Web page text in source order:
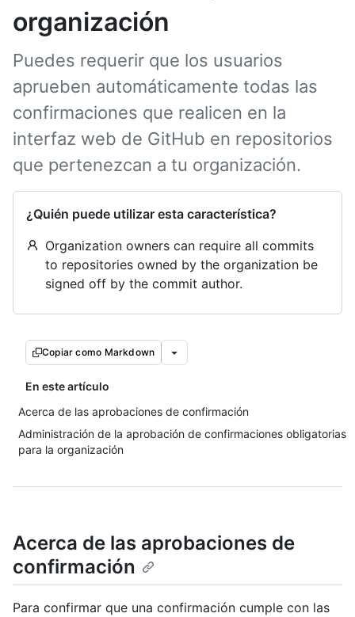
organización
Puedes requerir que los usuarios
aprueben automáticamente todas las
confirmaciones que realicen en la
interfaz web de GitHub en repositorios
que pertenezcan a tu organización.
¿Quién puede utilizar esta característica?
Organization owners can require all commits
to repositories owned by the organization be
signed off by the commit author.
Copiar como Markdown
En este artículo
Acerca de las aprobaciones de confirmación
Administración de la aprobación de confirmaciones obligatorias
para la organización
Acerca de las aprobaciones de
confirmación
Para confirmar que una confirmación cumple con las